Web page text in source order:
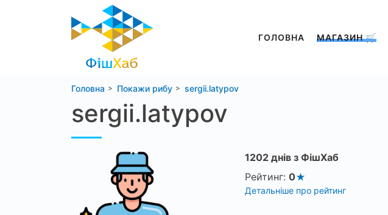
ГОЛОВНА МАГАЗИН 🛒
Головна Покажи рибу sergii.latypov
sergii.latypov
1202 днів з ФішХаб
Рейтинг: 0
Детальніше про рейтинг